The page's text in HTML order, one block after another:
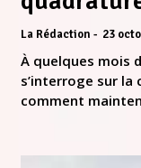
La Rédaction 23
À quelques mois
s’interroge sur la
comment